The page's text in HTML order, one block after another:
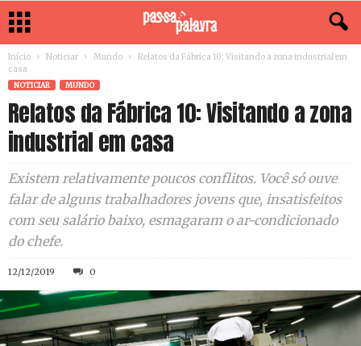
Início Noticiar Mundo
Relatos da Fábrica 10: Visitando a zona industrial em
casa
NOTICIAR MUNDO
Relatos da Fábrica 10: Visitando a zona
industrial em casa
Existem relativamente poucos conflitos. Você só ouve
falar de alguns trabalhadores jovens que, insatisfeitos
com seu salário baixo, esmagaram o ar-condicionado
do chefe.
12/12/2019 0